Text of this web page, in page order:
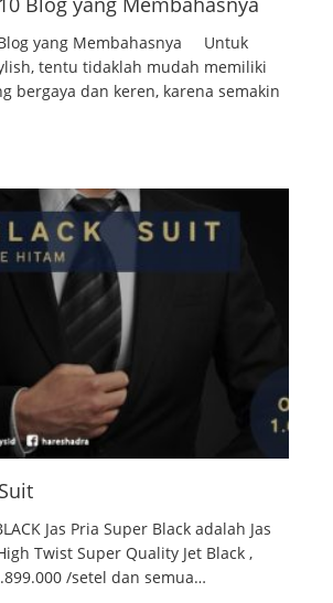
Blog yang Membahasnya Untuk
tentu tidaklah mudah memiliki
bergaya dan keren, karena semakin
Jas Pria Super Black adalah Jas
Twist Super Quality Jet Black ,
/setel dan semua…